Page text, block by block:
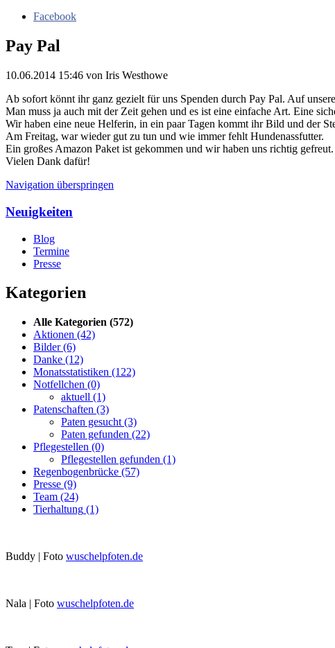
Facebook
Pay Pal
10.06.2014 15:46 von Iris Westhowe
Ab sofort könnt ihr ganz gezielt für uns Spenden durch Pay Pal. Auf
Man muss ja auch mit der Zeit gehen und es ist eine einfache Art. Eine
Wir haben eine neue Helferin, in ein paar Tagen kommt ihr Bild und der
Am Freitag, war wieder gut zu tun und wie immer fehlt Hundenassfutter.
Ein großes Amazon Paket ist gekommen und wir haben uns richtig gefreut.
Vielen Dank dafür!
Navigation überspringen
Neuigkeiten
Blog
Termine
Presse
Kategorien
Alle Kategorien (572)
Aktionen (42)
Bilder (6)
Danke (12)
Monatsstatistiken (122)
Notfellchen (0)
aktuell (1)
Patenschaften (3)
Paten gesucht (3)
Paten gefunden (22)
Pflegestellen (0)
Pflegestellen gefunden (1)
Regenbogenbrücke (57)
Presse (9)
Team (24)
Tierhaltung (1)
Buddy | Foto wuschelpfoten.de
Nala | Foto wuschelpfoten.de